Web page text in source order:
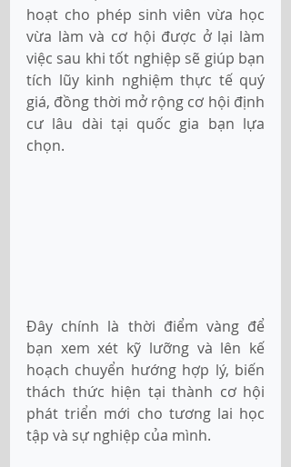
hoạt cho phép sinh viên vừa học
vừa làm và cơ hội được ở lại làm
việc sau khi tốt nghiệp sẽ giúp bạn
tích lũy kinh nghiệm thực tế quý
giá, đồng thời mở rộng cơ hội định
cư lâu dài tại quốc gia bạn lựa
chọn.
Đây chính là thời điểm vàng để
bạn xem xét kỹ lưỡng và lên kế
hoạch chuyển hướng hợp lý, biến
thách thức hiện tại thành cơ hội
phát triển mới cho tương lai học
tập và sự nghiệp của mình.